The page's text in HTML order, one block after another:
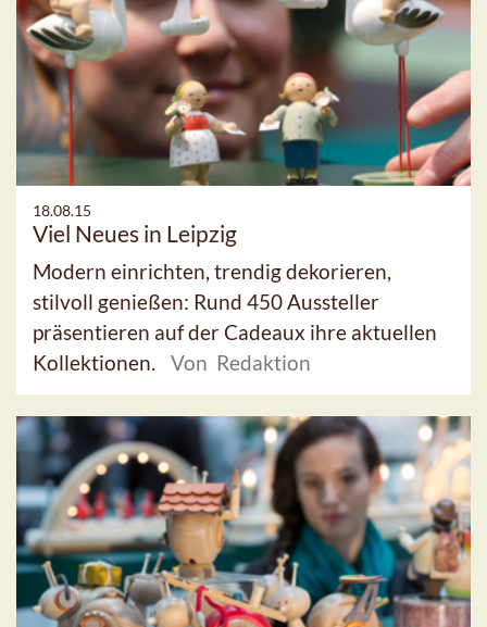
18.08.15
Viel Neues in Leipzig
Modern einrichten, trendig dekorieren,
stilvoll genießen: Rund 450 Aussteller
präsentieren auf der Cadeaux ihre aktuellen
Kollektionen.
Von Redaktion